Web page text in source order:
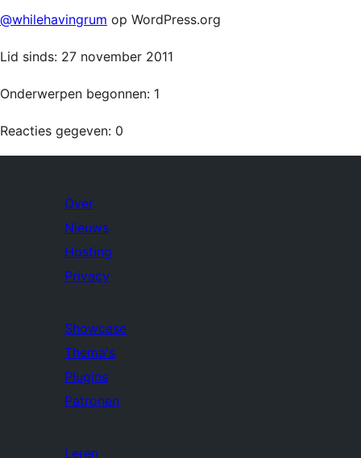
@whilehavingrum op WordPress.org
Lid sinds: 27 november 2011
Onderwerpen begonnen: 1
Reacties gegeven: 0
Over
Nieuws
Hosting
Privacy
Showcase
Thema's
Plugins
Patronen
Leren